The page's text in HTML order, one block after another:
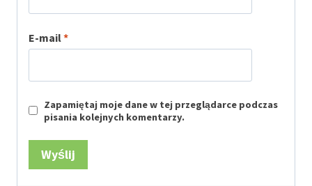
E-mail*
Zapamiętaj moje dane w tej przeglądarce podczas
pisania kolejnych komentarzy.